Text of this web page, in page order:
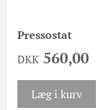
Pressostat
DKK 560,00
Læg i kurv